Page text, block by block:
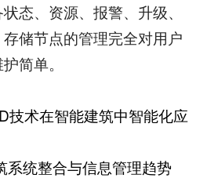
态、资源、报警、升级、
储节点的管理完全对用户
简单。
技术在智能建筑中智能化应
系统整合与信息管理趋势